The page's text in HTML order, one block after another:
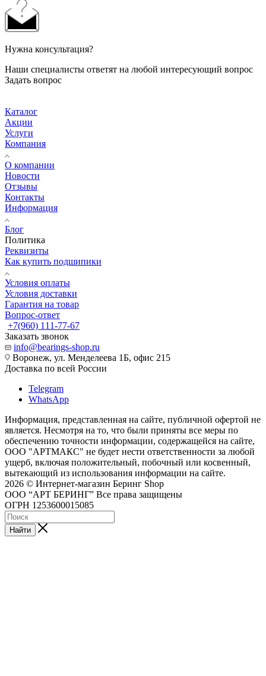
Нужна консультация?
Наши специалисты ответят на любой интересующий вопрос
Задать вопрос
Каталог
Акции
Услуги
Компания
О компании
Новости
Отзывы
Контакты
Информация
Блог
Политика
Реквизиты
Как купить подшипики
Условия оплаты
Условия доставки
Гарантия на товар
Вопрос-ответ
+7(960) 111-77-67
Заказать звонок
info@bearings-shop.ru
Воронеж, ул. Менделеева 1Б, офис 215
Доставка по всей России
Telegram
WhatsApp
Информация, представленная на сайте, публичной офертой не
является. Несмотря на то, что были приняты все меры по
обеспечению точности информации, содержащейся на сайте,
ООО "АРТМАКС" не будет нести ответственности за любой
ущерб, включая положительный, побочный или косвенный,
вытекающий из использования информации на сайте.
2026 © Интернет-магазин Беринг Shop
ООО “АРТ БЕРИНГ” Все права защищены
ОГРН 1253600015085
Найти